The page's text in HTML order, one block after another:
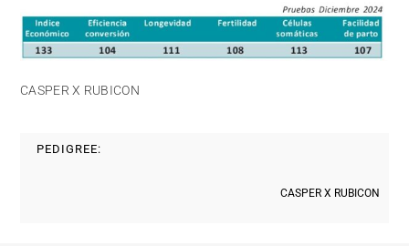
CASPER X RUBICON
PEDIGREE:
CASPER X RUBICON